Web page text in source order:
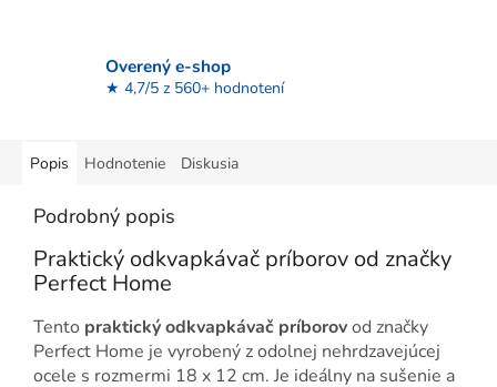
Overený e-shop
★ 4,7/5 z 560+ hodnotení
Popis Hodnotenie Diskusia
Podrobný popis
Praktický odkvapkávač príborov od značky
Perfect Home
Tento praktický odkvapkávač príborovod značky
Perfect Home je vyrobený z odolnej nehrdzavejúcej
ocele s rozmermi 18 x 12 cm. Je ideálny na sušenie a